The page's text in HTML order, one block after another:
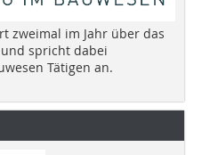
zweimal im Jahr über das
spricht dabei
Tätigen an.